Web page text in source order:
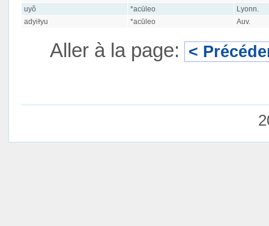
uyõ
*acūleo
Lyonn.
adyiɫyu
*acūleo Auv.
Aller à la page: <